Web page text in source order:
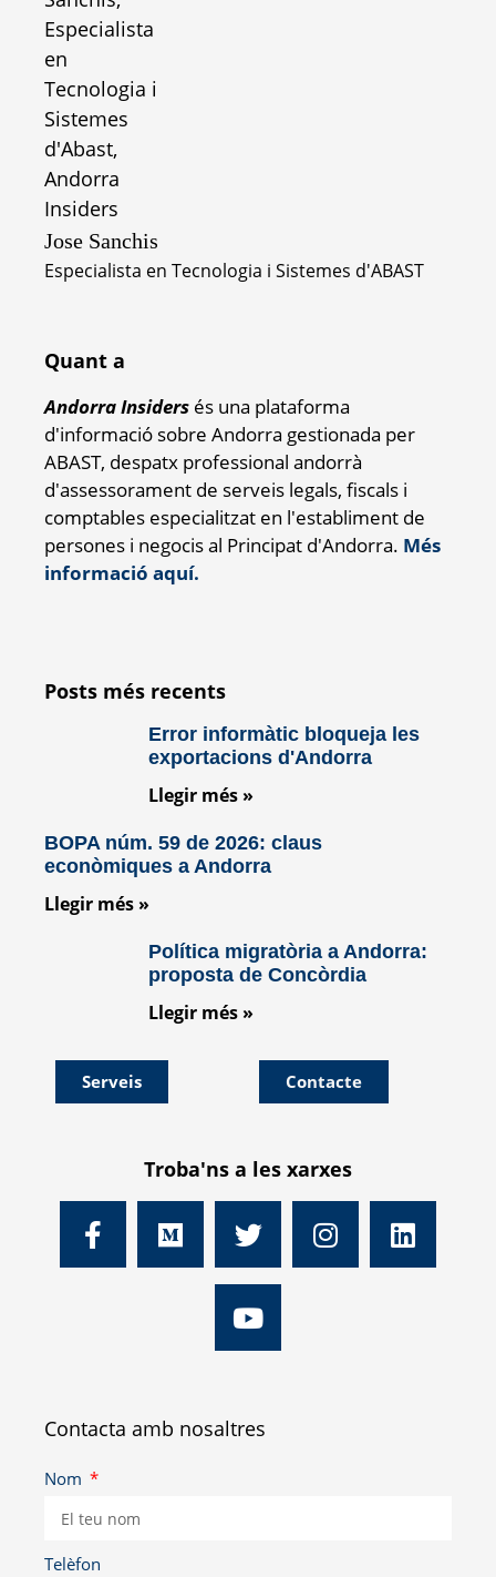
Jose Sanchis
Especialista en Tecnologia i Sistemes d'ABAST
Quant a
Andorra Insiders és una plataforma
d'informació sobre Andorra gestionada per
ABAST, despatx professional andorrà
d'assessorament de serveis legals, fiscals i
comptables especialitzat en l'establiment de
persones i negocis al Principat d'Andorra. Més
informació aquí.
Posts més recents
Error informàtic bloqueja les
exportacions d'Andorra
Llegir més »
BOPA núm. 59 de 2026: claus
econòmiques a Andorra
Llegir més »
Política migratòria a Andorra:
proposta de Concòrdia
Llegir més »
Serveis Contacte
Troba'ns a les xarxes
Contacta amb nosaltres
Nom
Telèfon